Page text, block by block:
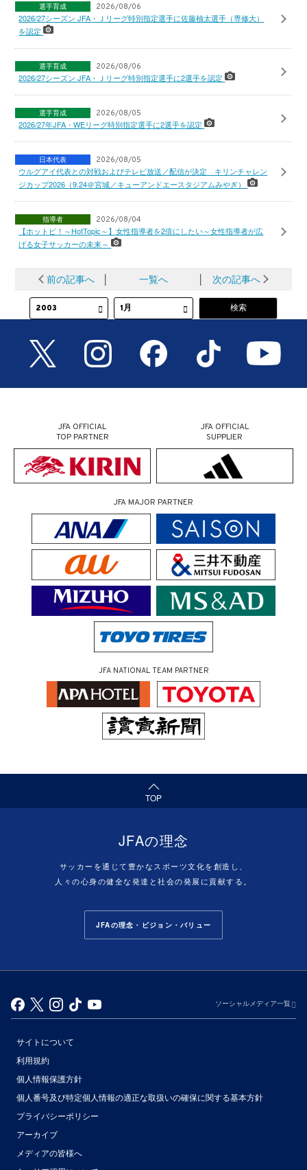
選手育成 2026/08/06
2026/27シーズン JFA・Ｊリーグ特別指定選手に佐藤柚太選手（専修大）
を認定
選手育成 2026/08/06
2026/27シーズン JFA・Ｊリーグ特別指定選手に2選手を認定
選手育成 2026/08/05
2026/27年JFA・WEリーグ特別指定選手に2選手を認定
日本代表 2026/08/05
ウルグアイ代表との対戦およびテレビ放送／配信が決定 キリンチャレン
ジカップ2026（9.24＠宮城／キューアンドエースタジアムみやぎ）
指導者 2026/08/04
【ホットピ！～HotTopic～】女性指導者を2倍にしたい～女性指導者が広
げる女子サッカーの未来～
前の記事へ │ 一覧へ │ 次の記事へ
JFA OFFICIAL
TOP PARTNER
JFA OFFICIAL
SUPPLIER
JFA MAJOR PARTNER
JFA NATIONAL TEAM PARTNER
TOP
（ページの先頭へ）
JFAの理念
サッカーを通じて豊かなスポーツ文化を創造し、
人々の心身の健全な発達と社会の発展に貢献する。
JFAの理念・ビジョン・バリュー
ソーシャルメディア一覧
サイトについて
利用規約
個人情報保護方針
個人番号及び特定個人情報の適正な取扱いの確保に関する基本方針
プライバシーポリシー
アーカイブ
メディアの皆様へ